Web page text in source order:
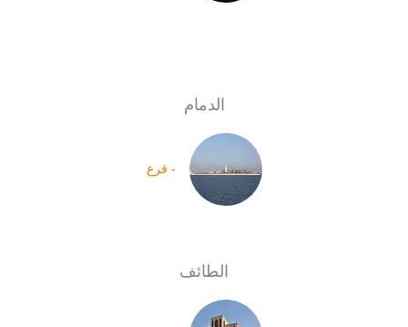
الدمام
- فرع
الطائف